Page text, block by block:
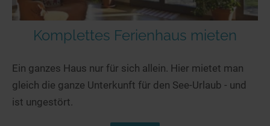
Komplettes Ferienhaus mieten
Ein ganzes Haus nur für sich allein. Hier mietet man
gleich die ganze Unterkunft für den See-Urlaub - und
ist ungestört.